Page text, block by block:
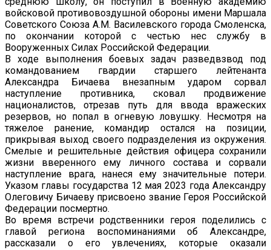
войсковой противовоздушной обороны имени Маршала
Советского Союза А.М. Василевского города Смоленска,
по окончании которой с честью нес службу в
Вооруженных Силах Российской Федерации.
В ходе выполнения боевых задач разведвзвод под
командованием гвардии старшего лейтенанта
Александра Бичаева внезапным ударом сорвал
наступление противника, сковал продвижение
националистов, отрезав путь для ввода вражеских
резервов, но попал в огневую ловушку. Несмотря на
тяжелое ранение, командир остался на позиции,
прикрывая выход своего подразделения из окружения.
Смелые и решительные действия офицера сохранили
жизни вверенного ему личного состава и сорвали
наступление врага, нанеся ему значительные потери.
Указом главы государства 12 мая 2023 года Александру
Олеговичу Бичаеву присвоено звание Героя Российской
Федерации посмертно.
Во время встречи родственники героя поделились с
главой региона воспоминаниями об Александре,
рассказали о его увлечениях, которые оказали